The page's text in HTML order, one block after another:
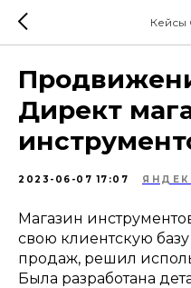
Кейсы
Директ
2023-06-07 17:07
Магазин
свою клиентскую
продаж, решил
Была разработана